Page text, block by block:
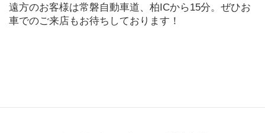
遠方のお客様は常磐自動車道、柏ICから15分。ぜひお
車でのご来店もお待ちしております！